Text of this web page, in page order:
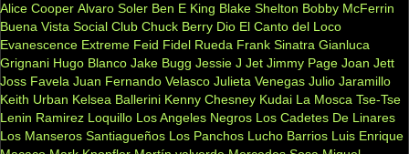
Alice Cooper Alvaro Soler Ben E King Blake Shelton Bobby McFerrin
Buena Vista Social Club Chuck Berry Dio El Canto del Loco
Evanescence Extreme Feid Fidel Rueda Frank Sinatra Gianluca
Grignani Hugo Blanco Jake Bugg Jessie J Jet Jimmy Page Joan Jett
Joss Favela Juan Fernando Velasco Julieta Venegas Julio Jaramillo
Keith Urban Kelsea Ballerini Kenny Chesney Kudai La Mosca Tse-Tse
Lenin Ramirez Loquillo Los Angeles Negros Los Cadetes De Linares
Los Manseros Santiagueños Los Panchos Lucho Barrios Luis Enrique